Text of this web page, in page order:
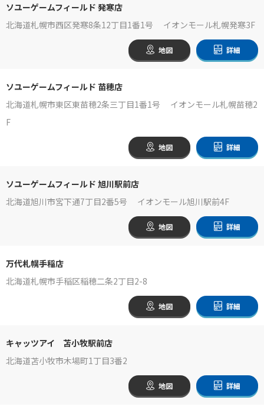
ソユーゲームフィールド 発寒店
北海道札幌市西区発寒8条12丁目1番1号 イオンモール札幌発寒3F
地図 詳細
ソユーゲームフィールド 苗穂店
北海道札幌市東区東苗穂2条三丁目1番1号 イオンモール札幌苗穂2
F
地図 詳細
ソユーゲームフィールド 旭川駅前店
北海道旭川市宮下通7丁目2番5号 イオンモール旭川駅前4F
地図 詳細
万代札幌手稲店
北海道札幌市手稲区稲穂二条2丁目2-8
地図 詳細
キャッツアイ 苫小牧駅前店
北海道苫小牧市木場町1丁目3番2
地図 詳細